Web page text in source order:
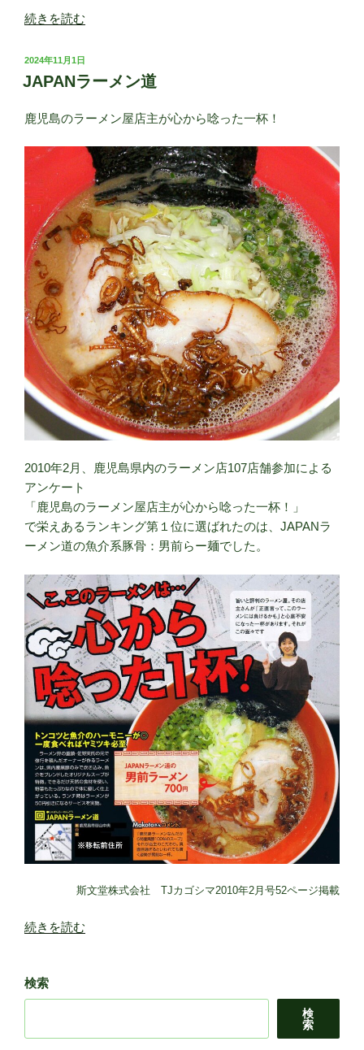
“【店
碑】
ら
め
曲
〇
〇
（ま
る
ま
る）”
の
続きを読む
投
稿
日:
2024年11月1日
JAPANラーメン道
鹿児島のラーメン屋店主が心から唸った一杯！
2010年2月、鹿児島県内のラーメン店107店舗参加による
アンケート
「鹿児島のラーメン屋店主が心から唸った一杯！」
で栄えあるランキング第１位に選ばれたのは、JAPANラ
ーメン道の魚介系豚骨：男前らー麺でした。
斯文堂株式会社 TJカゴシマ2010年2月号52ページ掲載
“JAPAN
メ
ン
の
続きを読む
検索
検
索